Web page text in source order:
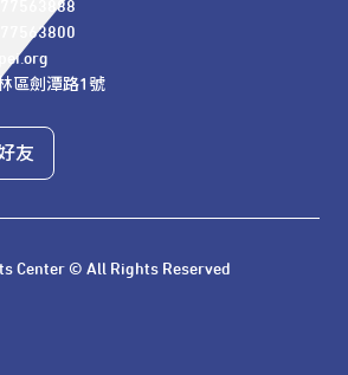
區劍潭路1號
友
Center © All Rights Reserved